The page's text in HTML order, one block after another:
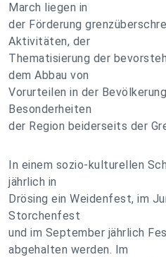
March liegen in
der Förderung
Aktivitäten, der
Thematisierung der
dem Abbau von
Vorurteilen in der
Besonderheiten
der Region beiderseits der
In einem sozio-kulturellen
jährlich in
Drösing ein Weidenfest, im
Storchenfest
und im September jährlich
abgehalten werden. Im